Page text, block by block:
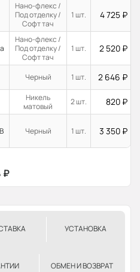
Нано-флекс /
Под отделку /
Софт тач
1 шт. 4 725 ₽
Нано-флекс /
Под отделку /
Софт тач
1 шт. 2 520 ₽
Черный 1 шт. 2 646 ₽
Никель
матовый
2 шт. 820 ₽
Черный 1 шт. 3 350 ₽
₽
УСТАНОВКА
ОБМЕН И ВОЗВРАТ